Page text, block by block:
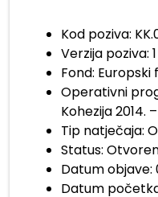
Kod poziva:
Verzija poziva: 1
Fond: Europski
Operativni
Kohezija 2014.
Tip natječaja:
Status:
Datum objave:
Datum